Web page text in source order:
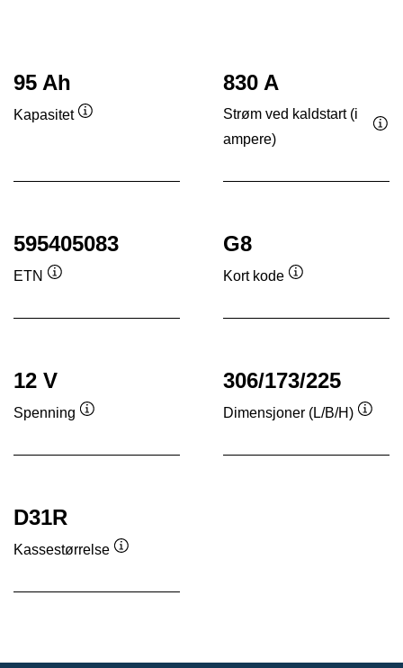
95 Ah
Kapasitet
830 A
Strøm ved kaldstart (i
ampere)
595405083
ETN
G8
Kort kode
12 V
Spenning
306/173/225
Dimensjoner (L/B/H)
D31R
Kassestørrelse